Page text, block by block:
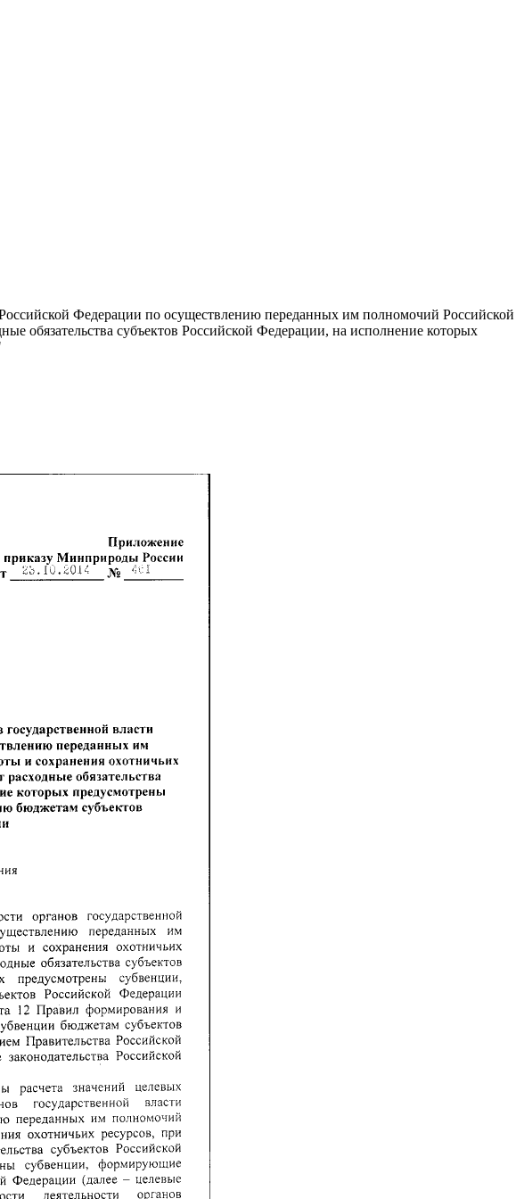
Федерации по осуществлению переданных им полномочий Российской
обязательства субъектов Российской Федерации, на исполнение которых